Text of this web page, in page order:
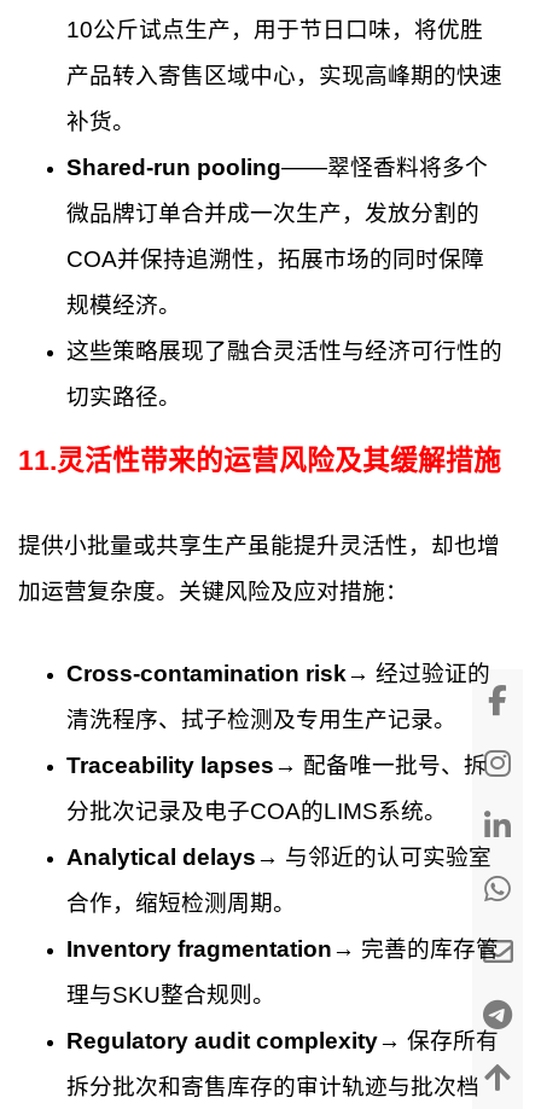
10公斤试点生产，用于节日口味，将优胜
产品转入寄售区域中心，实现高峰期的快速
补货。
Shared-run pooling——翠怪香料将多个
微品牌订单合并成一次生产，发放分割的
COA并保持追溯性，拓展市场的同时保障
规模经济。
这些策略展现了融合灵活性与经济可行性的
切实路径。
11.灵活性带来的运营风险及其缓解措施
提供小批量或共享生产虽能提升灵活性，却也增
加运营复杂度。关键风险及应对措施：
Cross-contamination risk→ 经过验证的
清洗程序、拭子检测及专用生产记录。
Traceability lapses→ 配备唯一批号、拆
分批次记录及电子COA的LIMS系统。
Analytical delays→ 与邻近的认可实验室
合作，缩短检测周期。
Inventory fragmentation→ 完善的库存管
理与SKU整合规则。
Regulatory audit complexity→ 保存所有
拆分批次和寄售库存的审计轨迹与批次档